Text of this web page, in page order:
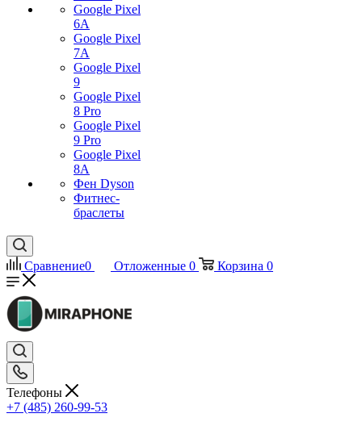
Google Pixel
6A
Google Pixel
7А
Google Pixel
9
Google Pixel
8 Pro
Google Pixel
9 Pro
Google Pixel
8A
Фен Dyson
Фитнес-
браслеты
Сравнение0 Отложенные 0 Корзина 0
Телефоны
+7 (485) 260-99-53